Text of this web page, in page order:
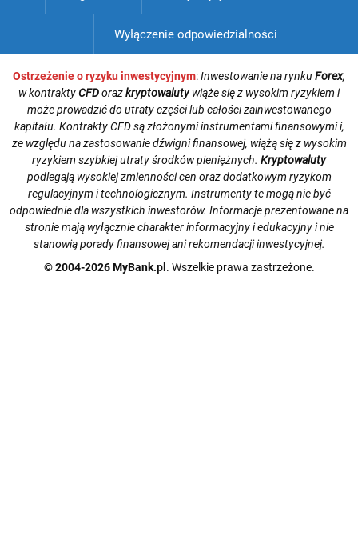
Wyłączenie odpowiedzialności
Ostrzeżenie o ryzyku inwestycyjnym:Inwestowanie na rynkuForex,
w kontraktyCFDorazkryptowalutywiąże się z wysokim ryzykiem i
może prowadzić do utraty części lub całości zainwestowanego
kapitału. Kontrakty CFD są złożonymi instrumentami finansowymi i,
ze względu na zastosowanie dźwigni finansowej, wiążą się z wysokim
ryzykiem szybkiej utraty środków pieniężnych. Kryptowaluty
podlegają wysokiej zmienności cen oraz dodatkowym ryzykom
regulacyjnym i technologicznym. Instrumenty te mogą nie być
odpowiednie dla wszystkich inwestorów. Informacje prezentowane na
stronie mają wyłącznie charakter informacyjny i edukacyjny i nie
stanowią porady finansowej ani rekomendacji inwestycyjnej.
© 2004-2026 MyBank.pl . Wszelkie prawa zastrzeżone.